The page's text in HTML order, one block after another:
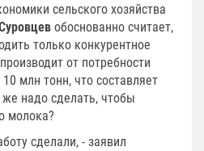
сельского хозяйства
обоснованно считает,
только конкурентное
от потребности
млн тонн, что составляет
надо сделать, чтобы
молока?
сделали, - заявил